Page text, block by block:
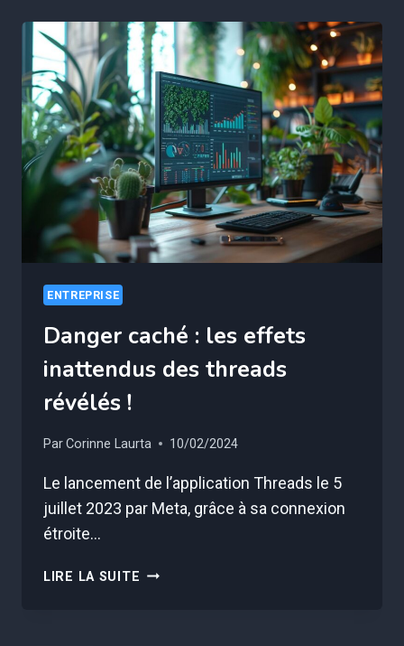
ABONNÉS
:
LA
MÉTHODE
SURPRENANTE
POUR
BOOSTER
VOS
VENTES
!
ENTREPRISE
Danger caché : les effets
inattendus des threads
révélés !
ParCorinne Laurta 10/02/2024
Le lancement de l’application Threads le 5
juillet 2023 par Meta, grâce à sa connexion
étroite…
LIRE LA SUITE DANGER